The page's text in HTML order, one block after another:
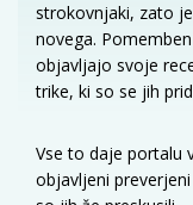
strokovnjaki, zato
novega.
objavljajo svoje
trike, ki so se jih
Vse to daje portalu
objavljeni